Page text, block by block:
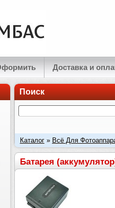
Доставка и
Поиск
Каталог» Всё Для
FF71S) 1300mAh
Батарея